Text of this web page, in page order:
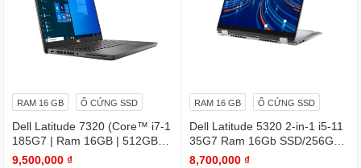
RAM 16 GB Ổ CỨNG SSD
Dell Latitude 7320 (Core™ i7-1
185G7 | Ram 16GB | 512GB S
SD | 13.3 inch FHD)
9,500,000 ₫
RAM 16 GB Ổ CỨNG SSD
Dell Latitude 5320 2-in-1 i5-11
35G7 Ram 16Gb SSD/256GB
13.3″ FHD X360 Touch
8,700,000 ₫